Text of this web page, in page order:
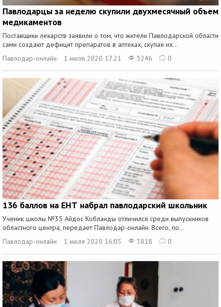
Павлодарцы за неделю скупили двухмесячный объем
медикаментов
Поставщики лекарств заявили о том, что жители Павлодарской области
сами создают дефицит препаратов в аптеках, скупая их...
Павлодар-онлайн
1 июля 2020 17:21 3246 0
136 баллов на ЕНТ набрал павлодарский школьник
Ученик школы №35 Айдос Кобланды отличился среди выпускников
областного центра, передает Павлодар-онлайн. Всего, по...
Павлодар-онлайн
1 июля 2020 16:05 3818 0